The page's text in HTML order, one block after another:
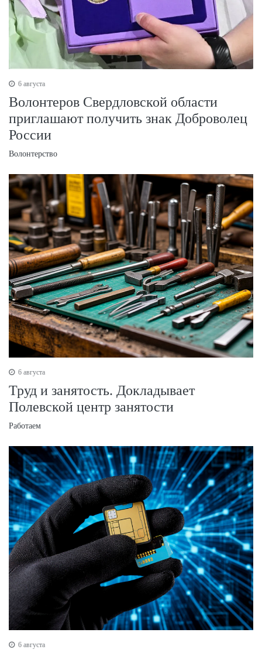
6 августа
Волонтеров Свердловской области
приглашают получить знак Доброволец
России
Волонтерство
6 августа
Труд и занятость. Докладывает
Полевской центр занятости
Работаем
6 августа